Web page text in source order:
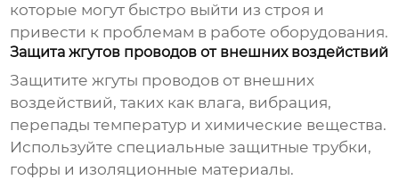
которые могут быстро выйти из строя и
привести к проблемам в работе оборудования.
Защита жгутов проводов от внешних воздействий
Защититежгуты проводов от внешних
воздействий, таких как влага, вибрация,
перепады температур и химические вещества.
Используйте специальные защитные трубки,
гофры и изоляционные материалы.